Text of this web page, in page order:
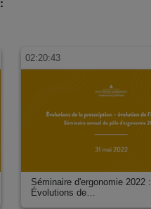
02:20:43
Séminaire d'ergonomie 2022 :
Évolutions de…